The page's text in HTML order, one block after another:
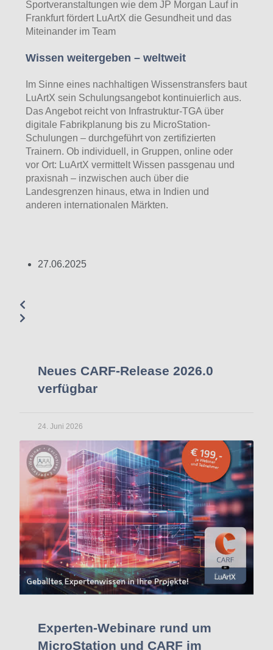
Sportveranstaltungen wie dem JP Morgan Lauf in
Frankfurt fördert LuArtX die Gesundheit und das
Miteinander im Team
Wissen weitergeben – weltweit
Im Sinne eines nachhaltigen Wissenstransfers baut
LuArtX sein Schulungsangebot kontinuierlich aus.
Das Angebot reicht von Infrastruktur-TGA über
digitale Fabrikplanung bis zu MicroStation-
Schulungen – durchgeführt von zertifizierten
Trainern. Ob individuell, in Gruppen, online oder
vor Ort: LuArtX vermittelt Wissen passgenau und
praxisnah – inzwischen auch über die
Landesgrenzen hinaus, etwa in Indien und
anderen internationalen Märkten.
27.06.2025
Neues CARF-Release 2026.0
verfügbar
24. Juni 2026
Experten-Webinare rund um
MicroStation und CARF im